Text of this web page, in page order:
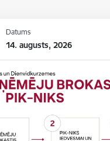
Datums
14. augusts, 2026